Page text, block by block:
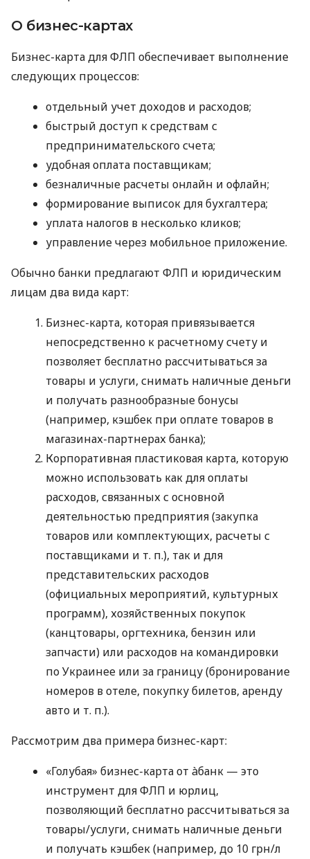
О бизнес-картах
Бизнес-карта для ФЛП обеспечивает выполнение
следующих процессов:
отдельный учет доходов и расходов;
быстрый доступ к средствам с
предпринимательского счета;
удобная оплата поставщикам;
безналичные расчеты онлайн и офлайн;
формирование выписок для бухгалтера;
уплата налогов в несколько кликов;
управление через мобильное приложение.
Обычно банки предлагают ФЛП и юридическим
лицам два вида карт:
Бизнес-карта, которая привязывается
непосредственно к расчетному счету и
позволяет бесплатно рассчитываться за
товары и услуги, снимать наличные деньги
и получать разнообразные бонусы
(например, кэшбек при оплате товаров в
магазинах-партнерах банка);
Корпоративная пластиковая карта, которую
можно использовать как для оплаты
расходов, связанных с основной
деятельностью предприятия (закупка
товаров или комплектующих, расчеты с
поставщиками и т. п.), так и для
представительских расходов
(официальных мероприятий, культурных
программ), хозяйственных покупок
(канцтовары, оргтехника, бензин или
запчасти) или расходов на командировки
по Украинее или за границу (бронирование
номеров в отеле, покупку билетов, аренду
авто и т. п.).
Рассмотрим два примера бизнес-карт:
«Голубая» бизнес-карта от àбанк — это
инструмент для ФЛП и юрлиц,
позволяющий бесплатно рассчитываться за
товары/услуги, снимать наличные деньги
и получать кэшбек (например, до 10 грн/л